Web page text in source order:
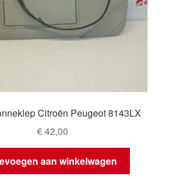
Citroën Peugeot 8143LX
€42,00
aan winkelwagen